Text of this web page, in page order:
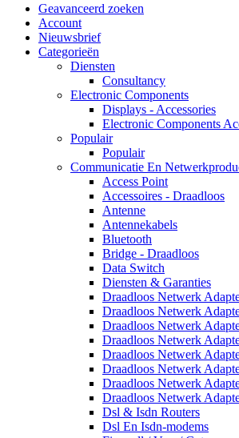
Geavanceerd zoeken
Account
Nieuwsbrief
Categorieën
Diensten
Consultancy
Electronic Components
Displays - Accessories
Electronic Components
Populair
Populair
Communicatie En
Access Point
Accessoires - Draadloos
Antenne
Antennekabels
Bluetooth
Bridge - Draadloos
Data Switch
Diensten & Garanties
Draadloos Netwerk
Draadloos Netwerk
Draadloos Netwerk
Draadloos Netwerk
Draadloos Netwerk
Draadloos Netwerk
Draadloos Netwerk
Draadloos Netwerk
Dsl & Isdn Routers
Dsl En Isdn-modems